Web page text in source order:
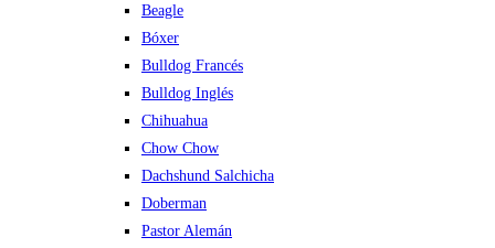
Beagle
Bóxer
Bulldog Francés
Bulldog Inglés
Chihuahua
Chow Chow
Dachshund Salchicha
Doberman
Pastor Alemán